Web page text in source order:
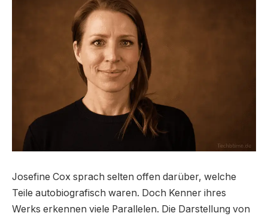
Josefine Cox sprach selten offen darüber, welche
Teile autobiografisch waren. Doch Kenner ihres
Werks erkennen viele Parallelen. Die Darstellung von